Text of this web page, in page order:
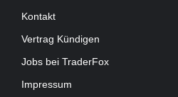
Kontakt
Vertrag Kündigen
Jobs bei TraderFox
Impressum